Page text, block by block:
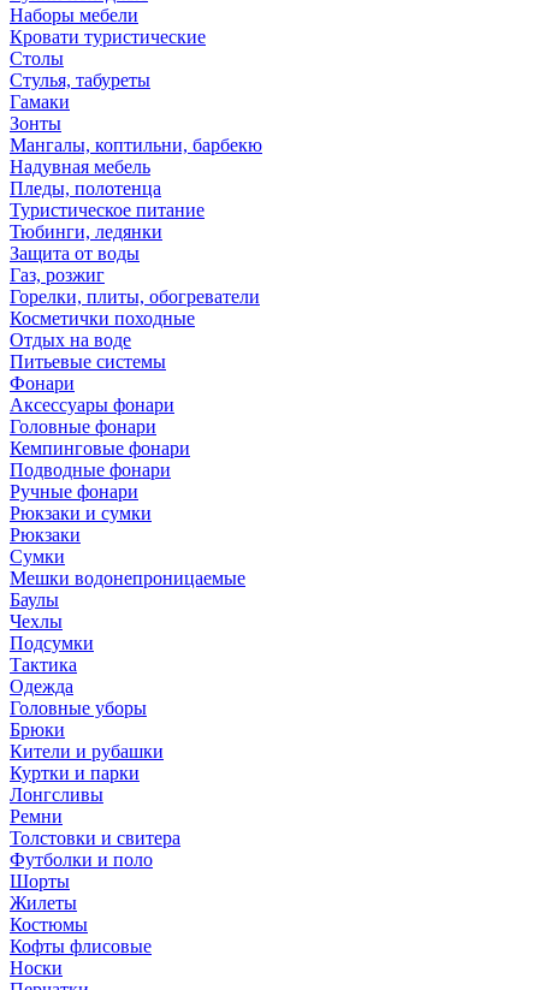
Наборы мебели
Кровати туристические
Столы
Стулья, табуреты
Гамаки
Зонты
Мангалы, коптильни, барбекю
Надувная мебель
Пледы, полотенца
Туристическое питание
Тюбинги, ледянки
Защита от воды
Газ, розжиг
Горелки, плиты, обогреватели
Косметички походные
Отдых на воде
Питьевые системы
Фонари
Аксессуары фонари
Головные фонари
Кемпинговые фонари
Подводные фонари
Ручные фонари
Рюкзаки и сумки
Рюкзаки
Сумки
Мешки водонепроницаемые
Баулы
Чехлы
Подсумки
Тактика
Одежда
Головные уборы
Брюки
Кители и рубашки
Куртки и парки
Лонгсливы
Ремни
Толстовки и свитера
Футболки и поло
Шорты
Жилеты
Костюмы
Кофты флисовые
Носки